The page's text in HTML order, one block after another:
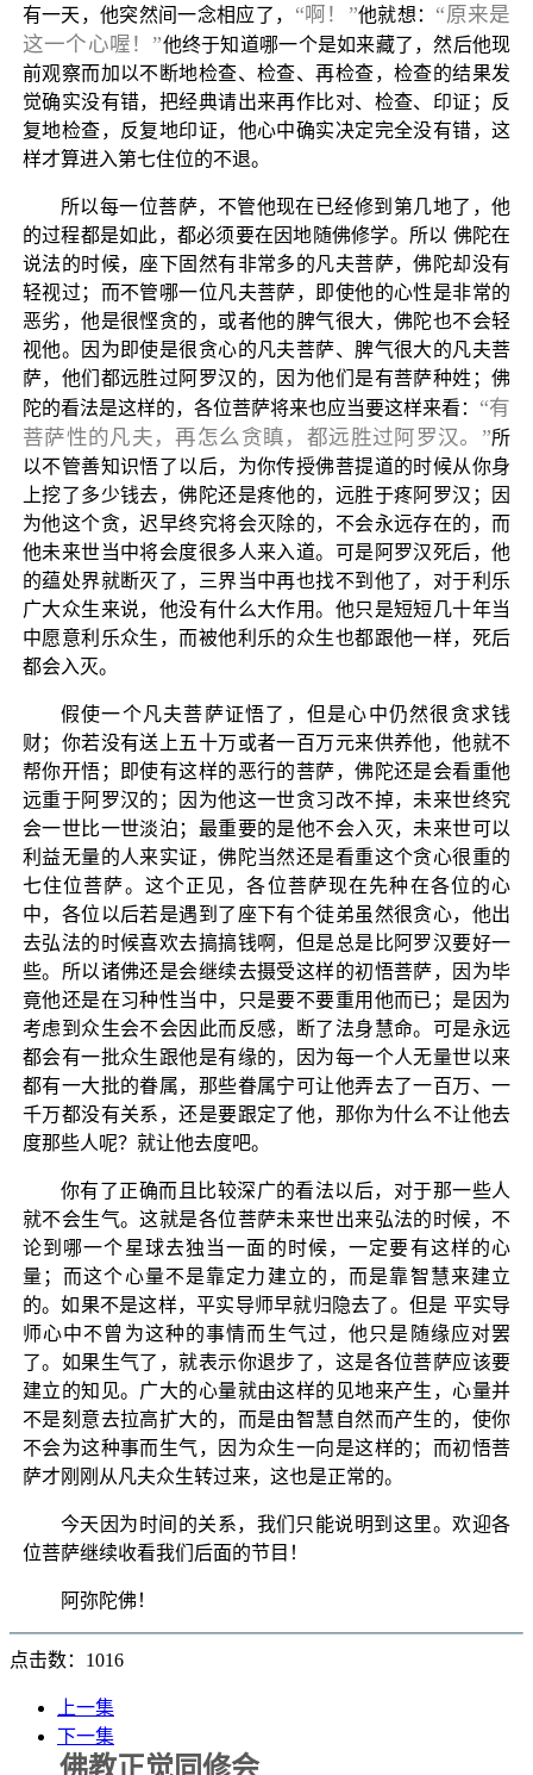
有一天，他突然间一念相应了， “啊！”他就想： “原来是
这一个心喔！”他终于知道哪一个是如来藏了，然后他现
前观察而加以不断地检查、检查、再检查，检查的结果发
觉确实没有错，把经典请出来再作比对、检查、印证；反
复地检查，反复地印证，他心中确实决定完全没有错，这
样才算进入第七住位的不退。
所以每一位菩萨，不管他现在已经修到第几地了，他
的过程都是如此，都必须要在因地随佛修学。所以 佛陀在
说法的时候，座下固然有非常多的凡夫菩萨，佛陀却没有
轻视过；而不管哪一位凡夫菩萨，即使他的心性是非常的
恶劣，他是很悭贪的，或者他的脾气很大，佛陀也不会轻
视他。因为即使是很贪心的凡夫菩萨、脾气很大的凡夫菩
萨，他们都远胜过阿罗汉的，因为他们是有菩萨种姓；佛
陀的看法是这样的，各位菩萨将来也应当要这样来看： “有
菩萨性的凡夫，再怎么贪瞋，都远胜过阿罗汉。”所
以不管善知识悟了以后，为你传授佛菩提道的时候从你身
上挖了多少钱去，佛陀还是疼他的，远胜于疼阿罗汉；因
为他这个贪，迟早终究将会灭除的，不会永远存在的，而
他未来世当中将会度很多人来入道。可是阿罗汉死后，他
的蕴处界就断灭了，三界当中再也找不到他了，对于利乐
广大众生来说，他没有什么大作用。他只是短短几十年当
中愿意利乐众生，而被他利乐的众生也都跟他一样，死后
都会入灭。
假使一个凡夫菩萨证悟了，但是心中仍然很贪求钱
财；你若没有送上五十万或者一百万元来供养他，他就不
帮你开悟；即使有这样的恶行的菩萨，佛陀还是会看重他
远重于阿罗汉的；因为他这一世贪习改不掉，未来世终究
会一世比一世淡泊；最重要的是他不会入灭，未来世可以
利益无量的人来实证，佛陀当然还是看重这个贪心很重的
七住位菩萨。这个正见，各位菩萨现在先种在各位的心
中，各位以后若是遇到了座下有个徒弟虽然很贪心，他出
去弘法的时候喜欢去搞搞钱啊，但是总是比阿罗汉要好一
些。所以诸佛还是会继续去摄受这样的初悟菩萨，因为毕
竟他还是在习种性当中，只是要不要重用他而已；是因为
考虑到众生会不会因此而反感，断了法身慧命。可是永远
都会有一批众生跟他是有缘的，因为每一个人无量世以来
都有一大批的眷属，那些眷属宁可让他弄去了一百万、一
千万都没有关系，还是要跟定了他，那你为什么不让他去
度那些人呢？就让他去度吧。
你有了正确而且比较深广的看法以后，对于那一些人
就不会生气。这就是各位菩萨未来世出来弘法的时候，不
论到哪一个星球去独当一面的时候，一定要有这样的心
量；而这个心量不是靠定力建立的，而是靠智慧来建立
的。如果不是这样，平实导师早就归隐去了。但是 平实导
师心中不曾为这种的事情而生气过，他只是随缘应对罢
了。如果生气了，就表示你退步了，这是各位菩萨应该要
建立的知见。广大的心量就由这样的见地来产生，心量并
不是刻意去拉高扩大的，而是由智慧自然而产生的，使你
不会为这种事而生气，因为众生一向是这样的；而初悟菩
萨才刚刚从凡夫众生转过来，这也是正常的。
今天因为时间的关系，我们只能说明到这里。欢迎各
位菩萨继续收看我们后面的节目！
阿弥陀佛！
点击数：1016
上一集
下一集
佛教正觉同修会